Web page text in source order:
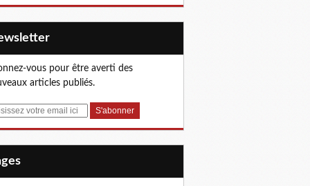
vous pour être averti des
articles publiés.